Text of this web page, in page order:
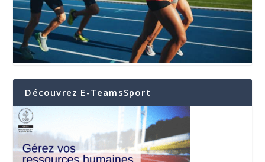
Découvrez E-TeamsSport